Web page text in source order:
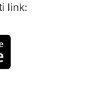
link: